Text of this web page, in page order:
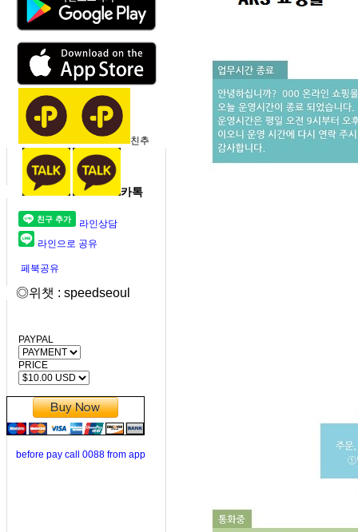
친추
카톡
라인상담
라인으로 공유
페북공유
◎위챗 : speedseoul
PAYPAL
PRICE
before pay call 0088 from app